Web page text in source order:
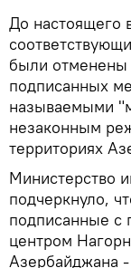
До настоящего
были отменены
подписанных
называемыми
незаконным
территориях
Министерство
подчеркнуло,
подписанные с
центром
Азербайджана